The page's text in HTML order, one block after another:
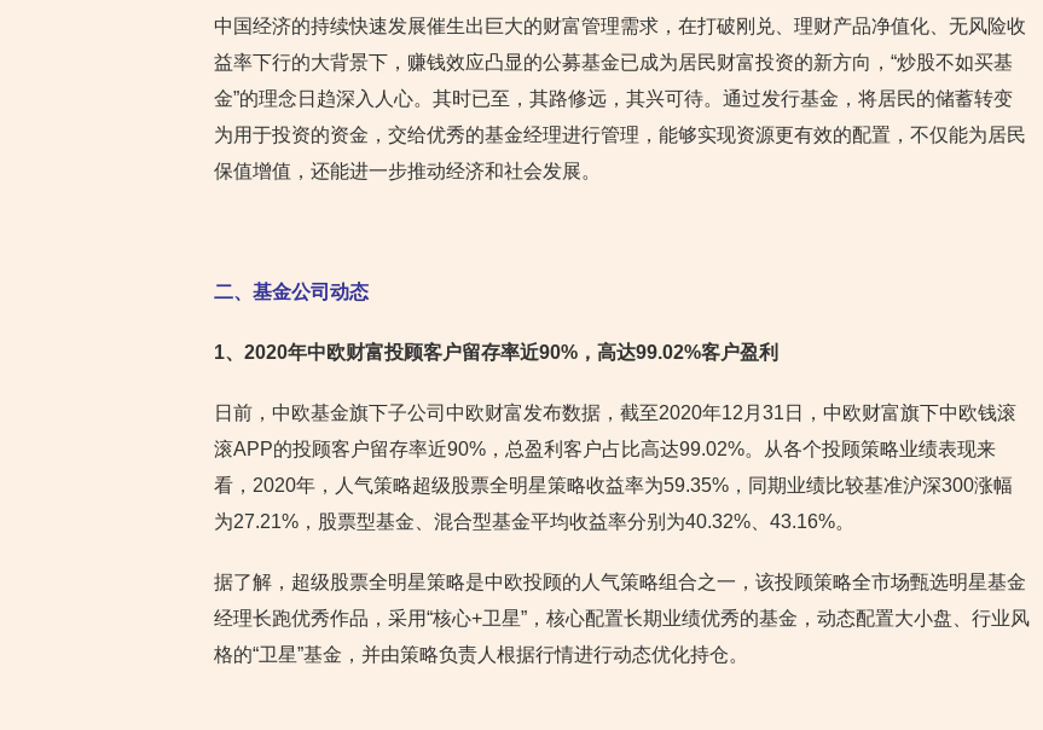
中国经济的持续快速发展催生出巨大的财富管理需求，在打破刚兑、理财产品净值化、无风险收
益率下行的大背景下，赚钱效应凸显的公募基金已成为居民财富投资的新方向，“炒股不如买基
金”的理念日趋深入人心。其时已至，其路修远，其兴可待。通过发行基金，将居民的储蓄转变
为用于投资的资金，交给优秀的基金经理进行管理，能够实现资源更有效的配置，不仅能为居民
保值增值，还能进一步推动经济和社会发展。
二、基金公司动态
1、2020年中欧财富投顾客户留存率近90%，高达99.02%客户盈利
日前，中欧基金旗下子公司中欧财富发布数据，截至2020年12月31日，中欧财富旗下中欧钱滚
滚APP的投顾客户留存率近90%，总盈利客户占比高达99.02%。从各个投顾策略业绩表现来
看，2020年，人气策略超级股票全明星策略收益率为59.35%，同期业绩比较基准沪深300涨幅
为27.21%，股票型基金、混合型基金平均收益率分别为40.32%、43.16%。
据了解，超级股票全明星策略是中欧投顾的人气策略组合之一，该投顾策略全市场甄选明星基金
经理长跑优秀作品，采用“核心+卫星”，核心配置长期业绩优秀的基金，动态配置大小盘、行业风
格的“卫星”基金，并由策略负责人根据行情进行动态优化持仓。